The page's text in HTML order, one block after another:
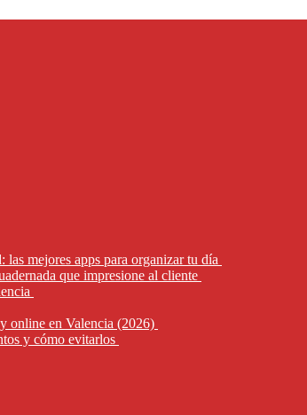
mejores apps para organizar tu día
que impresione al cliente
online en Valencia (2026)
y cómo evitarlos